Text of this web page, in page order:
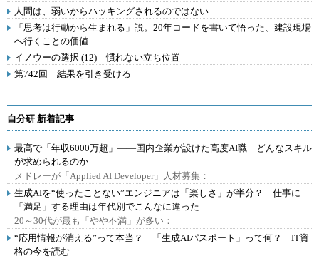
人間は、弱いからハッキングされるのではない
「思考は行動から生まれる」説。20年コードを書いて悟った、建設現場
へ行くことの価値
イノウーの選択 (12) 慣れない立ち位置
第742回 結果を引き受ける
自分研 新着記事
最高で「年収6000万超」――国内企業が設けた高度AI職 どんなスキル
が求められるのか
メドレーが「Applied AI Developer」人材募集：
生成AIを“使ったことない”エンジニアは「楽しさ」が半分？ 仕事に
「満足」する理由は年代別でこんなに違った
20～30代が最も「やや不満」が多い：
“応用情報が消える”って本当？ 「生成AIパスポート」って何？ IT資
格の今を読む